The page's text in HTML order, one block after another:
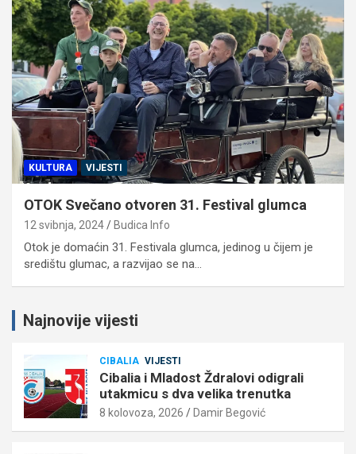
KULTURA VIJESTI
OTOK Svečano otvoren 31. Festival glumca
12 svibnja, 2024 Budica Info
Otok je domaćin 31. Festivala glumca, jedinog u čijem je
središtu glumac, a razvijao se na…
Najnovije vijesti
CIBALIA VIJESTI
Cibalia i Mladost Ždralovi odigrali
utakmicu s dva velika trenutka
8 kolovoza, 2026 Damir Begović